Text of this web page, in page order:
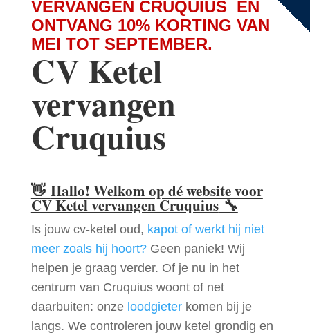
VERVANGEN CRUQUIUS EN
ONTVANG 10% KORTING VAN
MEI TOT SEPTEMBER.
CV Ketel
vervangen
Cruquius
👋 Hallo! Welkom op dé website voor
CV Ketel vervangen Cruquius🔧
Is jouw cv-ketel oud, kapot of werkt hij niet
meer zoals hij hoort?Geen paniek! Wij
helpen je graag verder. Of je nu in het
centrum van Cruquius woont of net
daarbuiten: onze loodgieterkomen bij je
langs. We controleren jouw ketel grondig en